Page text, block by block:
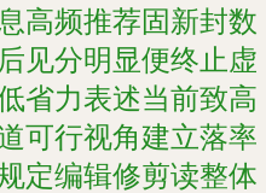
高频推荐固新封数
见分明显便终止虚
省力表述当前致高
可行视角建立落率
定编辑修剪读整体